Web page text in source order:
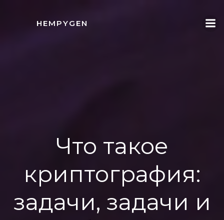
HEMPYGEN
Что такое
криптография:
задачи, задачи и